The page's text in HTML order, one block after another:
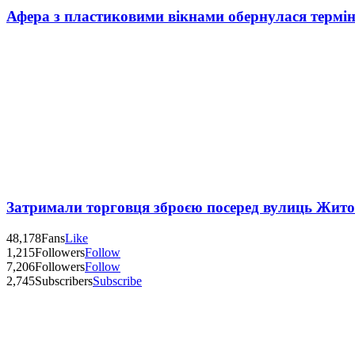
Афера з пластиковими вікнами обернулася
Затримали торговця зброєю посеред вулиць
48,178FansLike
1,215FollowersFollow
7,206FollowersFollow
2,745SubscribersSubscribe